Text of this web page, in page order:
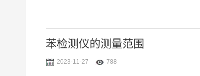
苯检测仪的测量范围
2023-11-27 788